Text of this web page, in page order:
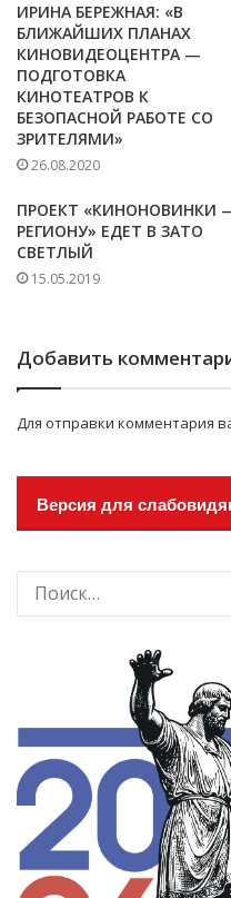
ИРИНА БЕРЕЖНАЯ: «В
БЛИЖАЙШИХ ПЛАНАХ
КИНОВИДЕОЦЕНТРА —
ПОДГОТОВКА
КИНОТЕАТРОВ К
БЕЗОПАСНОЙ РАБОТЕ СО
ЗРИТЕЛЯМИ»
26.08.2020
ПРОЕКТ «КИНОНОВИНКИ
РЕГИОНУ» ЕДЕТ В ЗАТО
СВЕТЛЫЙ
15.05.2019
Добавить
Для отправки комментария
Версия для